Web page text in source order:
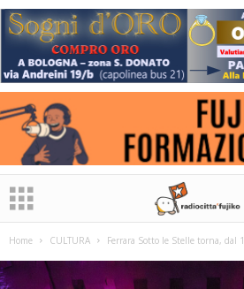
Home CULTURA Ferrara Sotto le Stelle torna, dal